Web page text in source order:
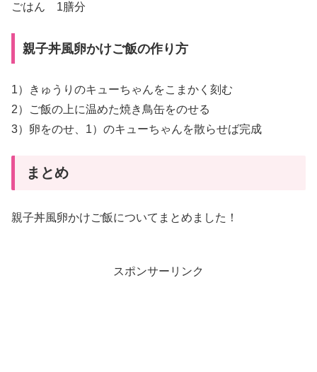
ごはん 1膳分
親子丼風卵かけご飯の作り方
1）きゅうりのキューちゃんをこまかく刻む
2）ご飯の上に温めた焼き鳥缶をのせる
3）卵をのせ、1）のキューちゃんを散らせば完成
まとめ
親子丼風卵かけご飯についてまとめました！
スポンサーリンク